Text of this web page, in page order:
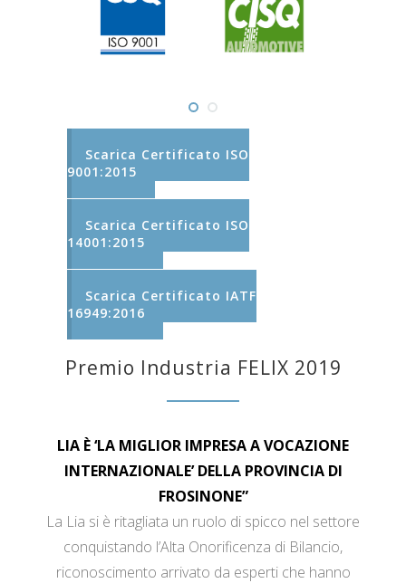
Scarica Certificato ISO
9001:2015
Scarica Certificato ISO
14001:2015
Scarica Certificato IATF
16949:2016
Premio Industria FELIX 2019
LIA È ‘LA MIGLIOR IMPRESA A VOCAZIONE
INTERNAZIONALE’ DELLA PROVINCIA DI
FROSINONE”
La Lia si è ritagliata un ruolo di spicco nel settore
conquistando l’Alta Onorificenza di Bilancio,
riconoscimento arrivato da esperti che hanno